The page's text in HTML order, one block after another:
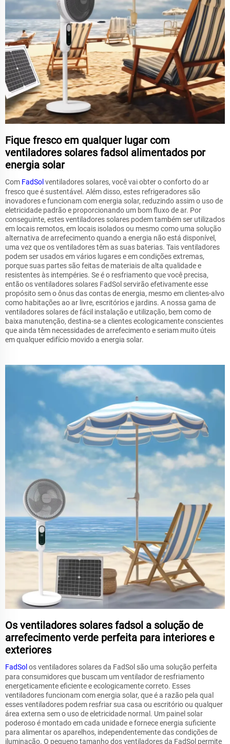
Fique fresco em qualquer lugar com
ventiladores solares fadsol alimentados por
energia solar
Com FadSol ventiladores solares, você vai obter o conforto do ar
fresco que é sustentável. Além disso, estes refrigeradores são
inovadores e funcionam com energia solar, reduzindo assim o uso de
eletricidade padrão e proporcionando um bom fluxo de ar. Por
conseguinte, estes ventiladores solares podem também ser utilizados
em locais remotos, em locais isolados ou mesmo como uma solução
alternativa de arrefecimento quando a energia não está disponível,
uma vez que os ventiladores têm as suas baterias. Tais ventiladores
podem ser usados em vários lugares e em condições extremas,
porque suas partes são feitas de materiais de alta qualidade e
resistentes às intempéries. Se é o resfriamento que você precisa,
então os ventiladores solares FadSol servirão efetivamente esse
propósito sem o ônus das contas de energia, mesmo em clientes-alvo
como habitações ao ar livre, escritórios e jardins. A nossa gama de
ventiladores solares de fácil instalação e utilização, bem como de
baixa manutenção, destina-se a clientes ecologicamente conscientes
que ainda têm necessidades de arrefecimento e seriam muito úteis
em qualquer edifício movido a energia solar.
Os ventiladores solares fadsol a solução de
arrefecimento verde perfeita para interiores e
exteriores
FadSol os ventiladores solares da FadSol são uma solução perfeita
para consumidores que buscam um ventilador de resfriamento
energeticamente eficiente e ecologicamente correto. Esses
ventiladores funcionam com energia solar, que é a razão pela qual
esses ventiladores podem resfriar sua casa ou escritório ou qualquer
área externa sem o uso de eletricidade normal. Um painel solar
poderoso é montado em cada unidade e fornece energia suficiente
para alimentar os aparelhos, independentemente das condições de
iluminação. O pequeno tamanho dos ventiladores da FadSol permite